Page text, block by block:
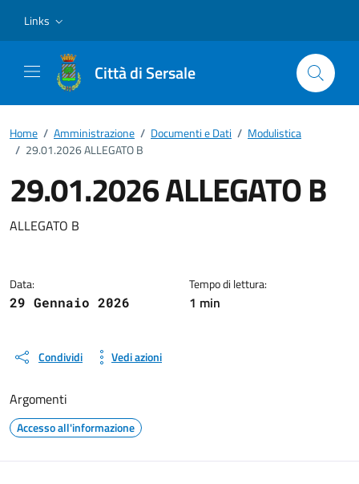
Links
Città di Sersale
Home / Amministrazione / Documenti e Dati / Modulistica
/ 29.01.2026 ALLEGATO B
29.01.2026 ALLEGATO B
Dettagli del documento
ALLEGATO B
Data:
29 Gennaio 2026
Tempo di lettura:
1 min
Condividi Vedi azioni
Argomenti
Accesso all'informazione